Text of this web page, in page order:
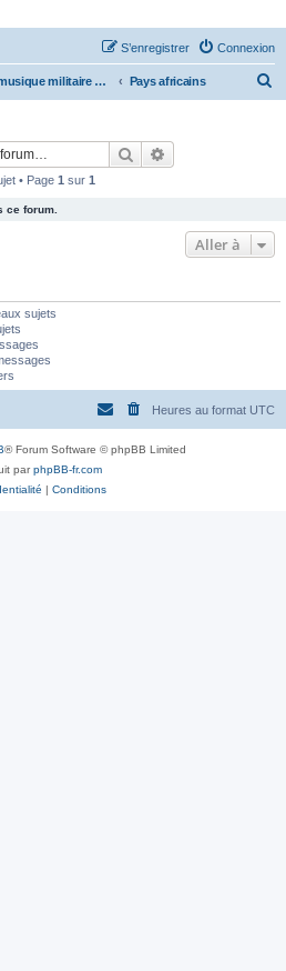
-
Connexion
S’enregistrer
La musique militaire à l'étranger Pays africains
Rechercher
• Page 1 sur 1
ce forum.
Aller à
sujets
Heures au format UTC
® Forum Software © phpBB Limited
parphpBB-fr.com
| Conditions